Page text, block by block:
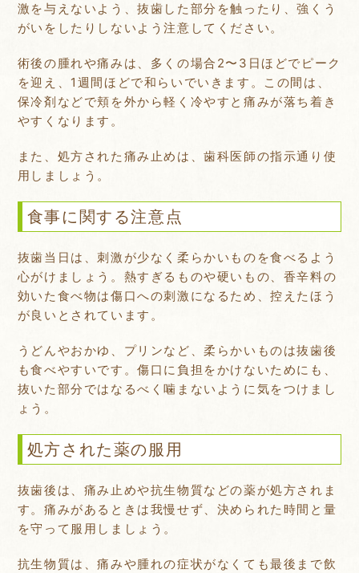
激を与えないよう、抜歯した部分を触ったり、強くう
がいをしたりしないよう注意してください。
術後の腫れや痛みは、多くの場合2〜3日ほどでピーク
を迎え、1週間ほどで和らいでいきます。この間は、
保冷剤などで頬を外から軽く冷やすと痛みが落ち着き
やすくなります。
また、処方された痛み止めは、歯科医師の指示通り使
用しましょう。
食事に関する注意点
抜歯当日は、刺激が少なく柔らかいものを食べるよう
心がけましょう。熱すぎるものや硬いもの、香辛料の
効いた食べ物は傷口への刺激になるため、控えたほう
が良いとされています。
うどんやおかゆ、プリンなど、柔らかいものは抜歯後
も食べやすいです。傷口に負担をかけないためにも、
抜いた部分ではなるべく噛まないように気をつけまし
ょう。
処方された薬の服用
抜歯後は、痛み止めや抗生物質などの薬が処方されま
す。痛みがあるときは我慢せず、決められた時間と量
を守って服用しましょう。
抗生物質は、痛みや腫れの症状がなくても最後まで飲